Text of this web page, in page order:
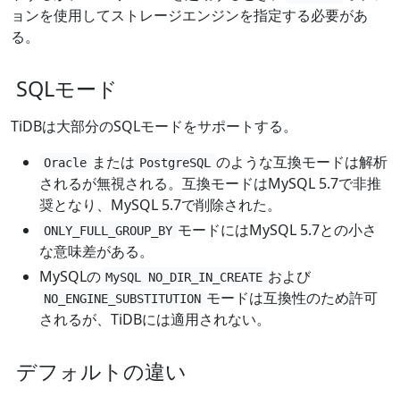
ョンを使用してストレージエンジンを指定する必要があ
る。
SQLモード
TiDBは大部分のSQLモードをサポートする。
Oracle または PostgreSQL
のような互換モードは解析
されるが無視される。互換モードはMySQL 5.7で非推
奨となり、MySQL 5.7で削除された。
ONLY_FULL_GROUP_BY モードにはMySQL 5.7との小さ
な意味差がある。
MySQLの MySQL NO_DIR_IN_CREATE および
NO_ENGINE_SUBSTITUTION モードは互換性のため許可
されるが、TiDBには適用されない。
デフォルトの違い